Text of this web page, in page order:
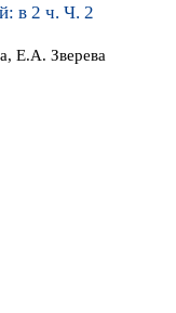
в 2 ч. Ч. 2
Е.А. Зверева